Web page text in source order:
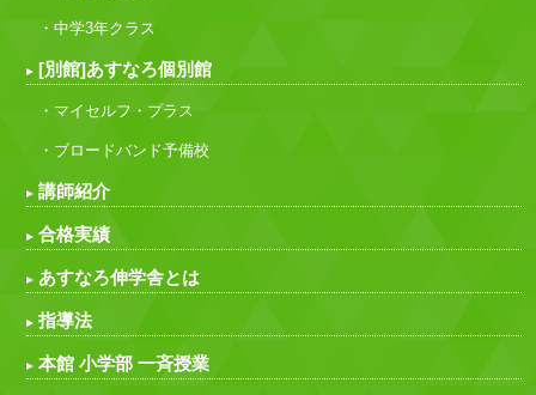
・中学3年クラス
[別館]あすなろ個別館
・マイセルフ・プラス
・ブロードバンド予備校
講師紹介
合格実績
あすなろ伸学舎とは
指導法
本館 小学部 一斉授業